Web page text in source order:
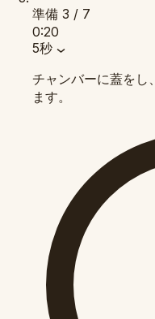
準備 3 / 7
0:20
5秒
チャンバーに蓋をし
ます。